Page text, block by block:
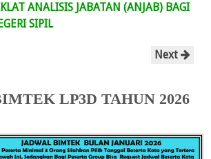
ANALISIS JABATAN (ANJAB) BAGI
SIPIL
Next
LP3D TAHUN 2026